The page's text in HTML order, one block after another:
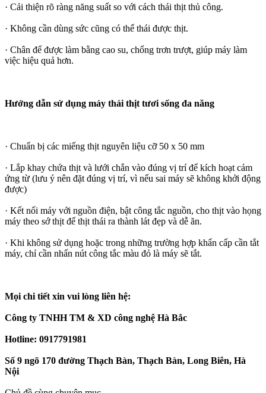
· Cải thiện rõ ràng năng suất so với cách thái thịt thủ công.
· Không cần dùng sức cũng có thể thái được thịt.
· Chân đế được làm bằng cao su, chống trơn trượt, giúp máy làm
việc hiệu quả hơn.
Hướng dẫn sử dụng máy thái thịt tươi sống đa năng
· Chuẩn bị các miếng thịt nguyên liệu cỡ 50 x 50 mm
· Lắp khay chứa thịt và lưới chắn vào đúng vị trí để kích hoạt cảm
ứng từ (lưu ý nên đặt đúng vị trí, vì nếu sai máy sẽ không khởi động
được)
· Kết nối máy với nguồn điện, bật công tắc nguồn, cho thịt vào họng
máy theo sớ thịt để thịt thái ra thành lát đẹp và dễ ăn.
· Khi không sử dụng hoặc trong những trường hợp khẩn cấp cần tắt
máy, chỉ cần nhấn nút công tắc màu đỏ là máy sẽ tắt.
Mọi chi tiết xin vui lòng liên hệ:
Công ty TNHH TM & XD công nghệ Hà Bắc
Hotline: 0917791981
Số 9 ngõ 170 đường Thạch Bàn, Thạch Bàn, Long Biên, Hà
Nội